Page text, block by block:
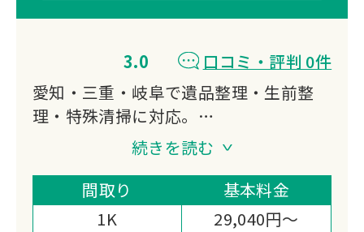
3.0
口コミ・評判 0件
愛知・三重・岐阜で遺品整理・生前整
理・特殊清掃に対応。
廃棄物処理の資格を持つプロスタッフが
自社処理でスピーディーかつ低価格を実
現します。
仏壇・位牌の魂抜き供養も可能です。
続きを読む
間取り
基本料金
1K
29,040円～